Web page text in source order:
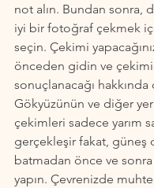
not alın. Bundan sonra,
iyi bir fotoğraf çekmek
seçin. Çekimi
önceden gidin ve
sonuçlanacağı hakkında
Gökyüzünün ve diğer
çekimleri sadece yarım
gerçekleşir fakat, güneş
batmadan önce ve
yapın. Çevrenizde